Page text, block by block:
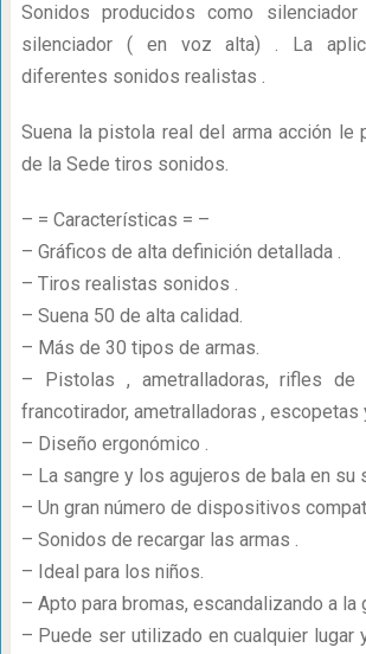
Sonidos producidos como
silenciador ( en voz alta) . La
diferentes sonidos realistas .
Suena la pistola real del arma acción le
de la Sede tiros sonidos.
– = Características = –
– Gráficos de alta definición detallada .
– Tiros realistas sonidos .
– Suena 50 de alta calidad.
– Más de 30 tipos de armas.
– Pistolas , ametralladoras, rifles
francotirador, ametralladoras , escopetas
– Diseño ergonómico .
– La sangre y los agujeros de bala en su
– Un gran número de dispositivos
– Sonidos de recargar las armas .
– Ideal para los niños.
– Apto para bromas, escandalizando a la
– Puede ser utilizado en cualquier lugar